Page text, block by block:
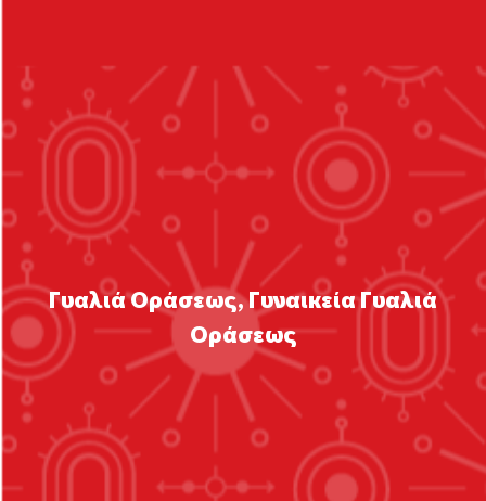
Γυαλιά Οράσεως,Γυναικεία Γυαλιά
Οράσεως